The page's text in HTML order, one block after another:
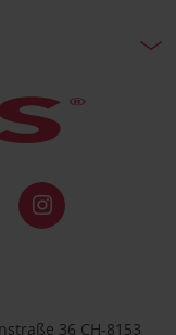
36 CH-8153